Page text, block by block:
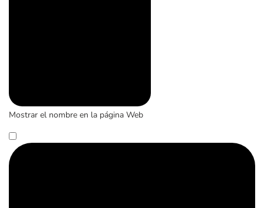
Mostrar el nombre en la página Web